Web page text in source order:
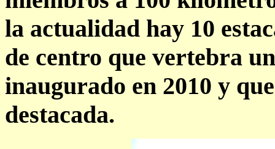
la actualidad hay 10
de centro que vertebra
inaugurado en 2010 y
destacada.